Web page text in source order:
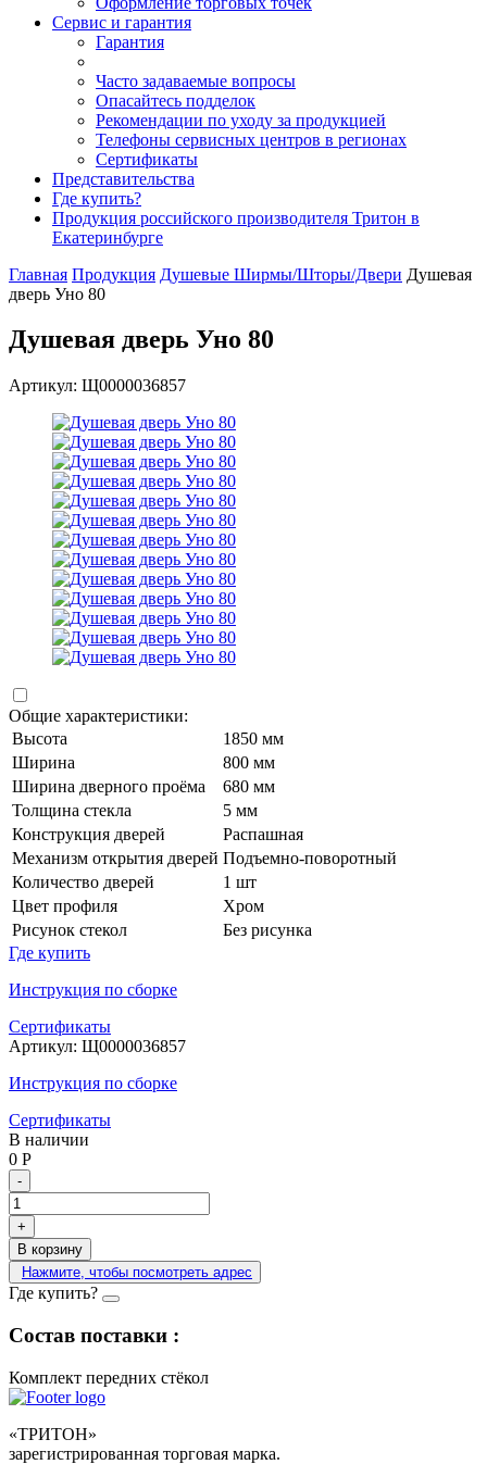
Сервис и гарантия
Гарантия
Часто задаваемые вопросы
Опасайтесь подделок
Рекомендации по уходу за продукцией
Телефоны сервисных центров в регионах
Сертификаты
Представительства
Где купить?
Продукция российского производителя Тритон в
Екатеринбурге
Главная Продукция Душевые Ширмы/Шторы/Двери Душевая
дверь Уно 80
Душевая дверь Уно 80
Артикул: Щ0000036857
Общие характеристики:
Высота
1850 мм
Ширина
800 мм
Ширина дверного проёма
680 мм
Толщина стекла
5 мм
Конструкция дверей
Распашная
Механизм открытия дверей Подъемно-поворотный
Количество дверей
1 шт
Цвет профиля
Хром
Рисунок стекол
Без рисунка
Где купить
Инструкция по сборке
Сертификаты
Артикул: Щ0000036857
Инструкция по сборке
Сертификаты
В наличии
0 Р
-
+
В корзину
Нажмите, чтобы посмотреть адрес
Где купить?
Состав поставки :
Комплект передних стёкол
«ТРИТОН»
зарегистрированная торговая марка.